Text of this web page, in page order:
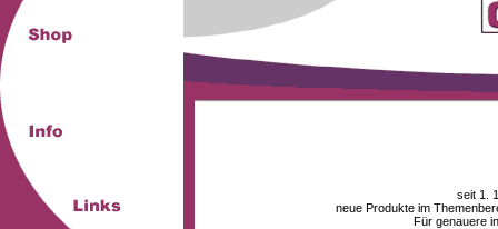
seit 1.
neue Produkte im
Für genauere